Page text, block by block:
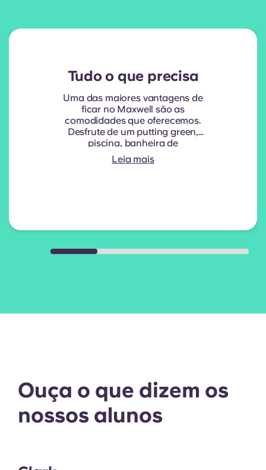
Tudo o que precisa
Uma das maiores vantagens de
ficar no Maxwell são as
comodidades que oferecemos.
Desfrute de um putting green,
piscina, banheira de
hidromassagem, zona de
churrasco, pátio, ginásio, salas de
Leia mais
Ouça o que dizem os
nossos alunos